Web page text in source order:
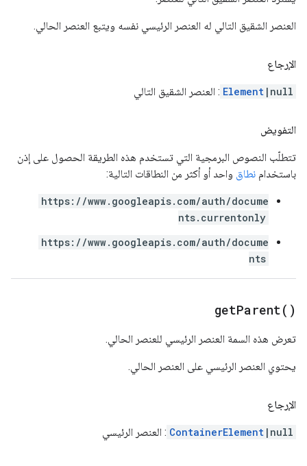
العنصر الشقيق التالي له العنصر الرئيسي نفسه ويتبع العنصر الحالي.
الإرجاع
Element |null : العنصر الشقيق التالي
التفويض
تتطلّب النصوص البرمجية التي تستخدم هذه الطريقة الحصول على إذن
باستخدام نطاق واحد أو أكثر من النطاقات التالية:
https://www.googleapis.com/auth/docume
nts.currentonly
https://www.googleapis.com/auth/docume
nts
getParent( )
تعرض هذه السمة العنصر الرئيسي للعنصر الحالي.
يحتوي العنصر الرئيسي على العنصر الحالي.
الإرجاع
ContainerElement |null : العنصر الرئيسي